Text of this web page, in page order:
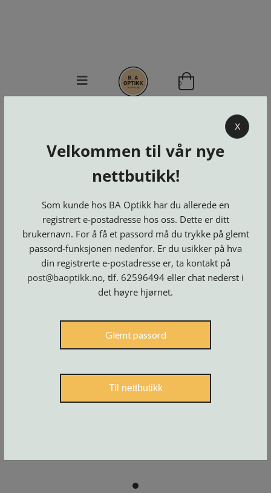
KONTAKT
BESTILL
LOGG INN
0
Brillerens
Brillesnorer
Clip-
on
og
Suncover
Etuier
Innfatninger
Lesebriller
Luper
og
Maskiner
Microkluter
Neseputer
og
Skruer
Solbriller
Verktøy
og
tilbehør
item
X
Velkommen til vår nye
nettbutikk!
Som kunde hos BA Optikk har du allerede en
registrert e-postadresse hos oss. Dette er ditt
brukernavn. For å få et passord må du trykke på glemt
passord-funksjonen nedenfor. Er du usikker på hva
din registrerte e-postadresse er, ta kontakt på
post@baoptikk.no, tlf. 62596494 eller chat nederst i
det høyre hjørnet.
Glemt passord
Til nettbutikk